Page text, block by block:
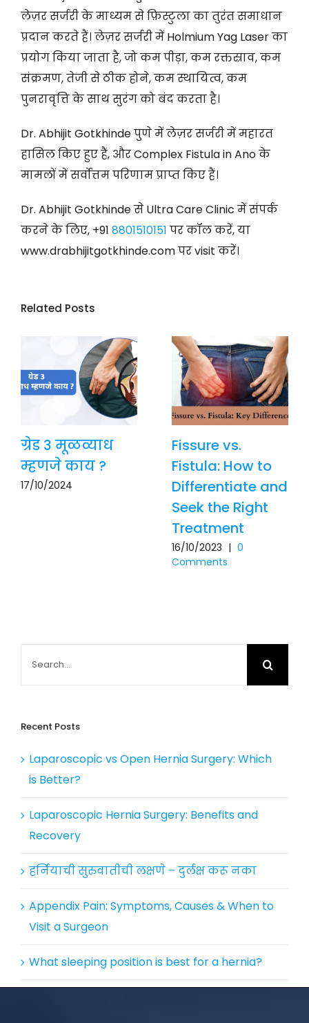
लेज़र सर्जरी के माध्यम से फ़िस्टुला का तुरंत समाधान
प्रदान करते हैं। लेज़र सर्जरी में Holmium Yag Laser का
प्रयोग किया जाता है, जो कम पीड़ा, कम रक्तस्राव, कम
संक्रमण, तेजी से ठीक होने, कम स्थायित्व, कम
पुनरावृत्ति के साथ सुरंग को बंद करता है।
Dr. Abhijit Gotkhinde पुणे में लेज़र सर्जरी में महारत
हासिल किए हुए हैं, और Complex Fistula in Ano के
मामलों में सर्वोत्तम परिणाम प्राप्त किए हैं।
Dr. Abhijit Gotkhinde से Ultra Care Clinic में संपर्क
करने के लिए, +91 8801510151 पर कॉल करें, या
www.drabhijitgotkhinde.com पर visit करें।
Related Posts
ग्रेड 3 मूळव्याध
म्हणजे काय ?
17/10/2024
Fissure vs.
Fistula: How to
Differentiate and
Seek the Right
Treatment
16/10/2023 | 0
Comments
Recent Posts
Laparoscopic vs Open Hernia Surgery: Which
is Better?
Laparoscopic Hernia Surgery: Benefits and
Recovery
हर्नियाची सुरुवातीची लक्षणे – दुर्लक्ष करू नका
Appendix Pain: Symptoms, Causes & When to
Visit a Surgeon
What sleeping position is best for a hernia?